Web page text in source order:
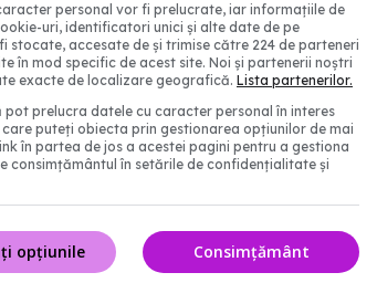
și de
în
care
Cercetătorii au reușit un
transplant de rinichi de
un om în moarte
Primul om cu inimă de
recuperează după
VIDEO
personal vor fi prelucrate, iar informațiile de
uri, identificatori unici și alte date de pe
stocate, accesate de și trimise către 224 de parteneri
în mod specific de acest site. Noi și partenerii noștri
exacte de localizare geografică. Lista partenerilor.
pot prelucra datele cu caracter personal în interes
puteți obiecta prin gestionarea opțiunilor de mai
în partea de jos a acestei pagini pentru a gestiona
consimțământul în setările de confidențialitate și
Consimțământ
opțiunile